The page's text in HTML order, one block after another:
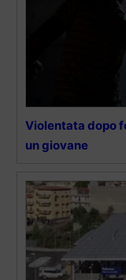
Violentata dopo
un giovane